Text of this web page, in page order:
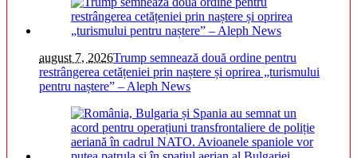
august 7, 2026Trump semnează două ordine pentru
restrângerea cetățeniei prin naștere și oprirea „turismului
pentru naștere” – Aleph News